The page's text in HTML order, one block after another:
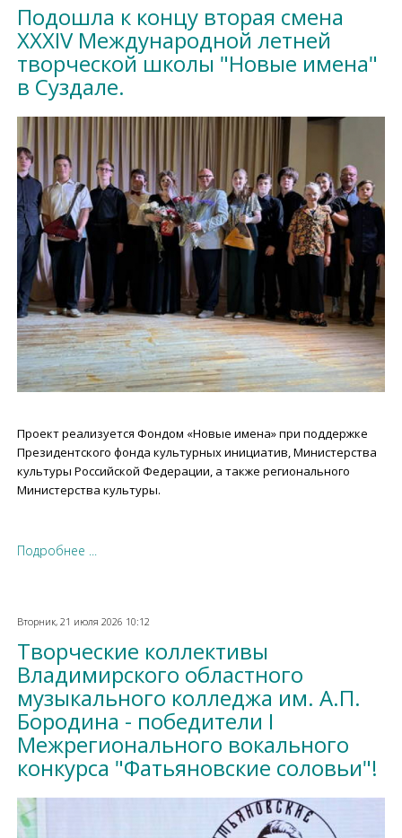
Подошла к концу вторая смена
XXXIV Международной летней
творческой школы "Новые имена"
в Суздале.
Проект реализуется Фондом «Новые имена» при поддержке
Президентского фонда культурных инициатив, Министерства
культуры Российской Федерации, а также регионального
Министерства культуры.
Подробнее ...
Вторник, 21 июля 2026 10:12
Творческие коллективы
Владимирского областного
музыкального колледжа им. А.П.
Бородина - победители I
Межрегионального вокального
конкурса "Фатьяновские соловьи"!